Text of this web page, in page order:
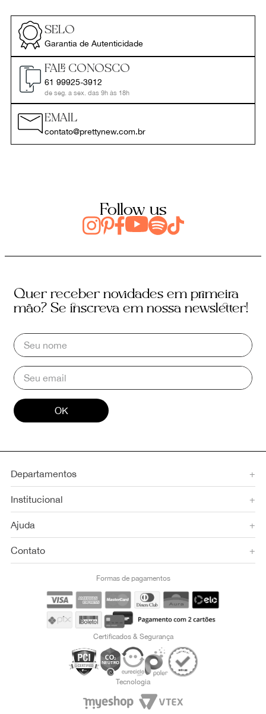
SELO
Garantia de Autenticidade
FALE CONOSCO
61 99925-3912
de seg. a sex. das 9h às 18h
EMAIL
contato@prettynew.com.br
Follow us
Quer receber novidades em primeira
mão? Se inscreva em nossa newsletter!
OK
Departamentos +
Institucional +
Ajuda +
Contato +
Formas de pagamentos
Certificados & Segurança
Tecnologia